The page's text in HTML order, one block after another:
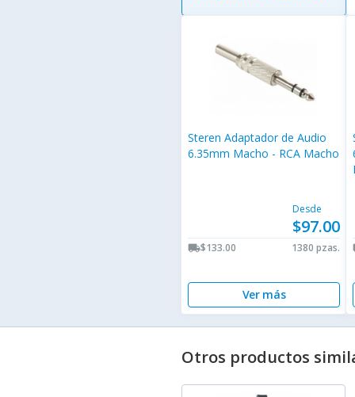
Steren Adaptador de Audio
6.35mm Macho - RCA Macho
Desde
$97.00
local_shipping$133.00 1380 pzas.
Ver más
Otros productos